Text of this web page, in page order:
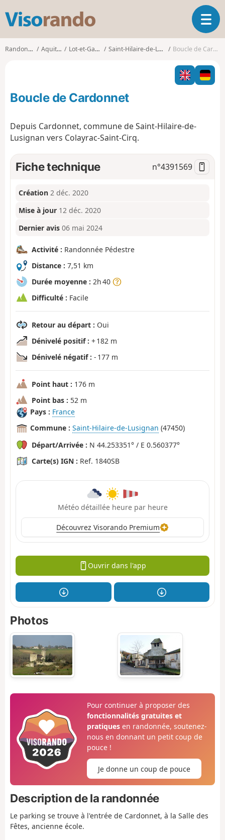
s
o
O
u
v
i
r
l
a
t
Randonnées Aquitaine Lot-et-Garonne Saint-Hilaire-de-Lusignan Boucle de Cardonnet
Boucle de Cardonnet
Depuis Cardonnet, commune de Saint-Hilaire-de-
Lusignan vers Colayrac-Saint-Cirq.
Fiche technique n°4391569
Création 2 déc. 2020
Mise à jour 12 déc. 2020
Dernier avis 06 mai 2024
Activité : Randonnée Pédestre
Distance : 7,51 km
Durée moyenne : 2h 40
Difficulté : Facile
Retour au départ : Oui
Dénivelé positif : + 182 m
Dénivelé négatif : - 177 m
Point haut : 176 m
Point bas : 52 m
Pays : France
Commune : Saint-Hilaire-de-Lusignan (47450)
Départ/Arrivée : N 44.253351° / E 0.560377°
Carte(s) IGN : Ref. 1840SB
Météo détaillée heure par heure
Découvrez Visorando Premium
Ouvrir dans l'app
Photos
Pour continuer à proposer des
fonctionnalités gratuites et
pratiquesen randonnée, soutenez-
nous en donnant un petit coup de
pouce !
Je donne un coup de pouce
Description de la randonnée
Le parking se trouve à l'entrée de Cardonnet, à la Salle des
Fêtes, ancienne école.